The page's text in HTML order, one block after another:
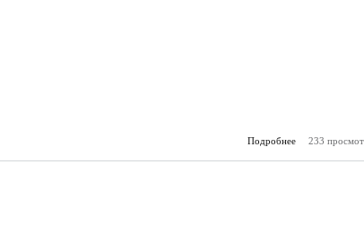
Подробнее
о
233